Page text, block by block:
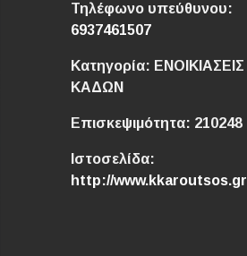
Τηλέφωνο υπεύθυνου:
6937461507
Κατηγορία: ΕΝΟΙΚΙΑΣΕΙΣ
ΚΑΔΩΝ
Επισκεψιμότητα: 210248
Ιστοσελίδα:
http://www.kkaroutsos.gr